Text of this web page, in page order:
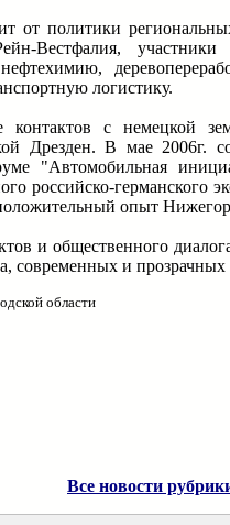
от политики
Вестфалия, участники
логистику.
с немецкой
Дрезден. В мае 2006г.
"Автомобильная
российско-германского
опыт
и общественного
современных и
области
Все новости